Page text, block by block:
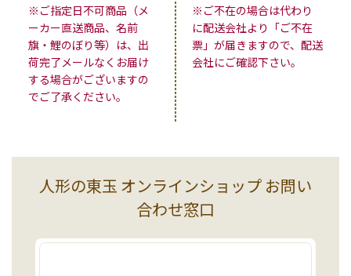
※ご指定日不可商品（メ
ーカー直送商品、名前
旗・鯉のぼり等）は、出
荷完了メールなくお届け
する場合がございますの
でご了承ください。
※ご不在の場合は代わり
に配送会社より「ご不在
票」が届きますので、配送
会社にご確認下さい。
人形の東玉 オンラインショップ お問い
合わせ窓口